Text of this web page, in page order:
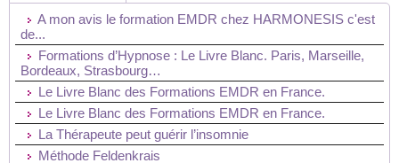
A mon avis le formation EMDR chez HARMONESIS c'est
de...
Formations d’Hypnose : Le Livre Blanc. Paris, Marseille,
Bordeaux, Strasbourg…
Le Livre Blanc des Formations EMDR en France.
Le Livre Blanc des Formations EMDR en France.
La Thérapeute peut guérir l’insomnie
Méthode Feldenkrais